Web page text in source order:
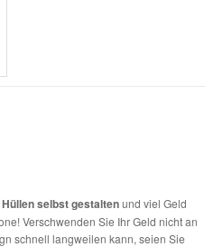
selbst gestaltenund viel Geld
Verschwenden Sie Ihr Geld nicht an
schnell langweilen kann, seien Sie